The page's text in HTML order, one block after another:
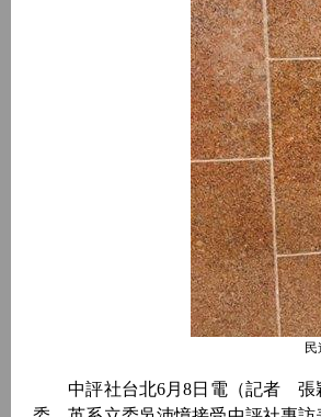
中評社台北6月8日電（記者 張穎